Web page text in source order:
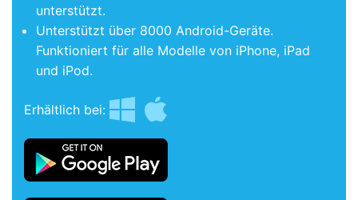
unterstützt.
Unterstützt über 8000 Android-Geräte.
Funktioniert für alle Modelle von iPhone, iPad
und iPod.
Erhältlich bei: